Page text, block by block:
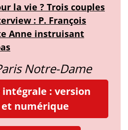
la vie ? Trois couples
: P. François
Anne instruisant
Notre-Dame
: version
numérique